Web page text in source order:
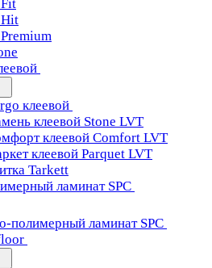
клеевой
клеевой Stone LVT
клеевой Comfort LVT
клеевой Parquet LVT
Tarkett
ламинат SPC
полимерный ламинат SPC